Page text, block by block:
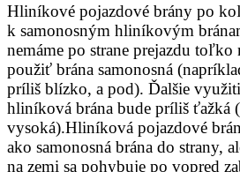
Hliníkové pojazdové brány po
k samonosným hliníkovým
nemáme po strane prejazdu toľko
použiť brána samonosná
príliš blízko, a pod). Ďalšie
hliníková brána bude príliš ťažká
vysoká).Hliníková pojazdové
ako samonosná brána do strany,
na zemi sa pohybuje po vopred